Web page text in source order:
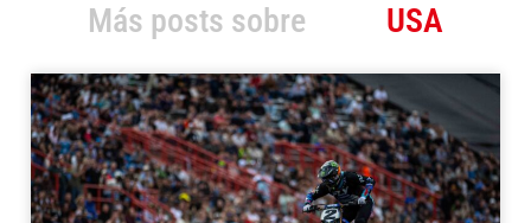
Más posts sobre USA